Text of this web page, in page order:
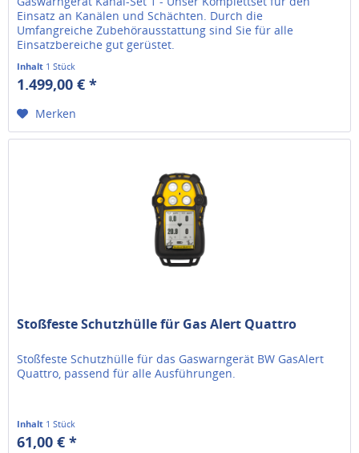
Einsatz an Kanälen und Schächten. Durch die
Umfangreiche Zubehörausstattung sind Sie für alle
Einsatzbereiche gut gerüstet.
Inhalt 1 Stück
1.499,00 € *
Merken
Stoßfeste Schutzhülle für Gas Alert Quattro
Stoßfeste Schutzhülle für das Gaswarngerät BW GasAlert
Quattro, passend für alle Ausführungen.
Inhalt 1 Stück
61,00 € *